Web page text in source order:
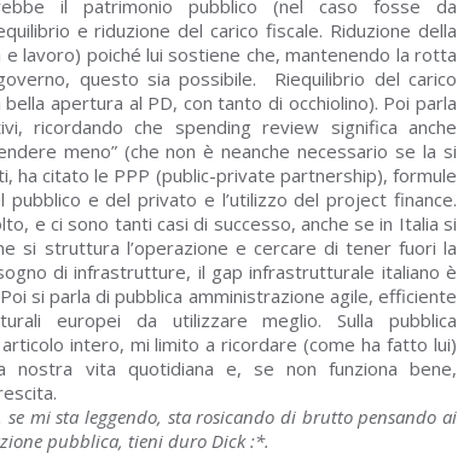
il patrimonio pubblico (nel caso fosse da
e riduzione del carico fiscale. Riduzione della
lavoro) poiché lui sostiene che, mantenendo la rotta
questo sia possibile. Riequilibrio del carico
apertura al PD, con tanto di occhiolino). Poi parla
ricordando che spending review significa anche
meno” (che non è neanche necessario se la si
ha citato le PPP (public-private partnership), formule
e del privato e l’utilizzo del project finance.
e ci sono tanti casi di successo, anche se in Italia si
si struttura l’operazione e cercare di tener fuori la
di infrastrutture, il gap infrastrutturale italiano è
si parla di pubblica amministrazione agile, efficiente
europei da utilizzare meglio. Sulla pubblica
intero, mi limito a ricordare (come ha fatto lui)
nostra vita quotidiana e, se non funziona bene,
se mi sta leggendo, sta rosicando di brutto pensando ai
pubblica, tieni duro Dick :*.